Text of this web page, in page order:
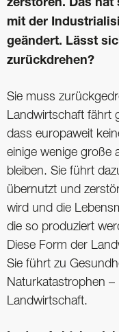
zerstören. Das hat
mit der
geändert. Lässt
zurückdrehen?
Sie muss
Landwirtschaft fährt
dass europaweit
einige wenige große
bleiben. Sie führt
übernutzt und
wird und die
die so produziert
Diese Form der
Sie führt zu
Naturkatastrophen
Landwirtschaft.